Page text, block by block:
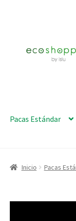
Pacas Estándar
Inicio Pacas